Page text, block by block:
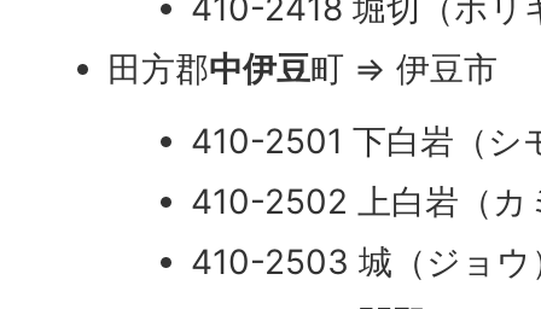
田方郡中伊豆町 ⇒ 伊豆市
410-2501 下白岩（シ
410-2502 上白岩（カ
410-2503 城（ジョウ